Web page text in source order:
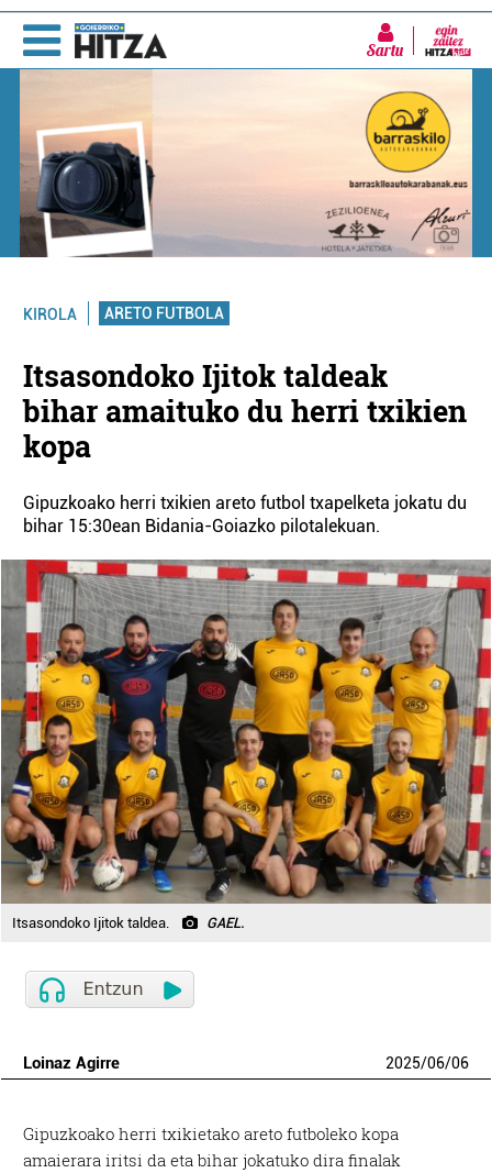
Sartu
KIROLA ARETO FUTBOLA
Itsasondoko Ijitok taldeak
bihar amaituko du herri txikien
kopa
Gipuzkoako herri txikien areto futbol txapelketa jokatu du
bihar 15:30ean Bidania-Goiazko pilotalekuan.
Itsasondoko Ijitok taldea. GAEL.
Loinaz Agirre 2025/06/06
Gipuzkoako herri txikietako areto futboleko kopa
amaierara iritsi da eta bihar jokatuko dira finalak